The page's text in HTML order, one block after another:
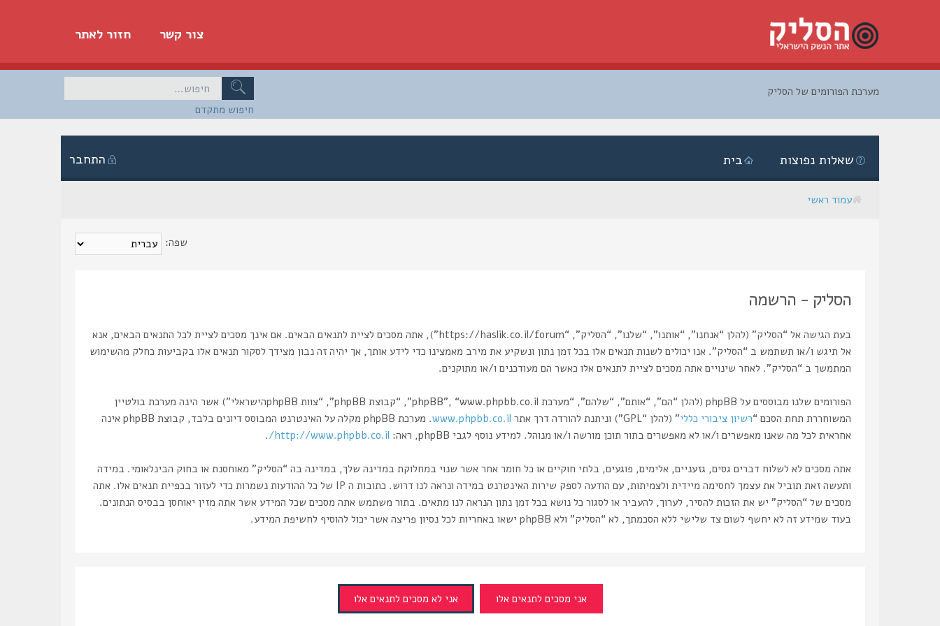
חזור לאתר צור קשר
חיפוש מתקדם
מערכת הפורומים של הסליק
התחבר בית שאלות נפוצות
עמוד ראשי
שפה:
הסליק - הרשמה
בעת הגישה אל “הסליק” (להלן “אנחנו”, “אותנו”, “שלנו”, “הסליק”, “https://haslik.co.il/forum”), אתה מסכים לציית לתנאים הבאים. אם אינך מסכים לציית לכל התנאים הבאים, אנא
אל תיגש ו/או תשתמש ב “הסליק”. אנו יכולים לשנות תנאים אלו בכל זמן נתון ונשקיע את מירב מאמצינו כדי לידע אותך, אך יהיה זה נבון מצידך לסקור תנאים אלו בקביעות כחלק מהשימוש
המתמשך ב “הסליק”. לאחר שינויים אתה מסכים לציית לתנאים אלו כאשר הם מעודכנים ו/או מתוקנים.
הפורומים שלנו מבוססים על phpBB (להלן “הם”, “אותם”, “שלהם”, “מערכת phpBB”, “www.phpbb.co.il”, “קבוצת phpBB”, “צוות phpBBהישראלי”) אשר הינה מערכת בולטיין
המשוחררת תחת הסכם “רשיון ציבורי כללי” (להלן “GPL”) וניתנת להורדה דרך אתר www.phpbb.co.il
. מערכת phpBB מקלה על האינטרנט המבוסס דיונים בלבד, קבוצת phpBB אינה
אחראית לכל מה שאנו מאפשרים ו/או לא מאפשרים בתור תוכן מורשה ו/או מנוהל. למידע נוסף לגבי phpBB, ראה:
http://www.phpbb.co.il/
.
אתה מסכים לא לשלוח דברים גסים, גזעניים, אלימים, פוגעים, בלתי חוקיים או כל חומר אחר אשר שנוי במחלוקת במדינה שלך, במדינה בה “הסליק” מאוחסנת או בחוק הבינלאומי. במידה
ותעשה זאת תוביל את עצמך לחסימה מיידית ולצמיתות, עם הודעה לספק שירות האינטרנט במידה ונראה לנו דרוש. כתובות ה IP של כל ההודעות נשמרות כדי לעזור בכפיית תנאים אלו. אתה
מסכים של “הסליק” יש את הזכות להסיר, לערוך, להעביר או לסגור כל נושא בכל זמן נתון הנראה לנו מתאים. בתור משתמש אתה מסכים שכל המידע אשר אתה מזין יאוחסן בבסיס הנתונים.
בעוד שמידע זה לא יחשף לשום צד שלישי ללא הסכמתך, לא “הסליק” ולא phpBB ישאו באחריות לכל נסיון פריצה אשר יכול להוסיף לחשיפת המידע.